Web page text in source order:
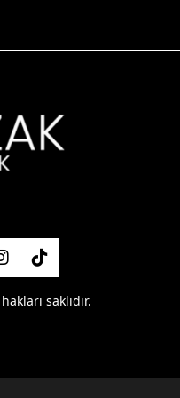
saklıdır.